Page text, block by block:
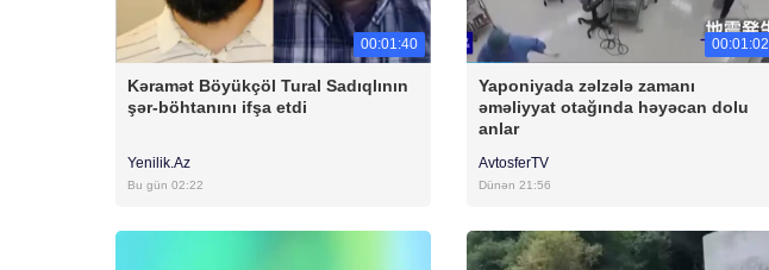
00:01:40
Kəramət Böyükçöl Tural Sadıqlının
şər-böhtanını ifşa etdi
Yenilik.Az
Bu gün 02:22
00:01:02
Yaponiyada zəlzələ zamanı
əməliyyat otağında həyəcan dolu
anlar
AvtosferTV
Dünən 21:56